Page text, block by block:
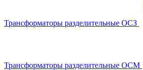
Трансформаторы разделительные ОСЗ
Трансформаторы разделительные ОСМ